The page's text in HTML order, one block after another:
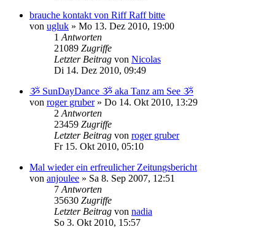
brauche kontakt von Riff Raff bitte
von ugluk » Mo 13. Dez 2010, 19:00
1 Antworten
21089 Zugriffe
Letzter Beitrag von Nicolas
Di 14. Dez 2010, 09:49
ૐ SunDayDance ૐ aka Tanz am See ૐ
von roger gruber» Do 14. Okt 2010, 13:29
2 Antworten
23459 Zugriffe
Letzter Beitrag von roger gruber
Fr 15. Okt 2010, 05:10
Mal wieder ein erfreulicher Zeitungsbericht
von anjoulee » Sa 8. Sep 2007, 12:51
7 Antworten
35630 Zugriffe
Letzter Beitrag von nadia
So 3. Okt 2010, 15:57